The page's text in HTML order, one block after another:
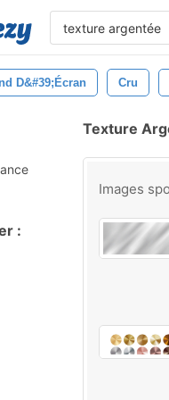
D&#39;écran Cru
:
Texture
Images